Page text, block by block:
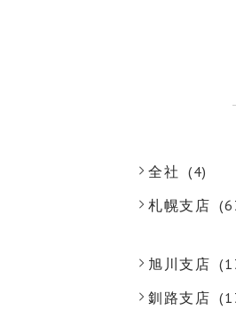
全社 (4)
札幌支店
旭川支店
釧路支店